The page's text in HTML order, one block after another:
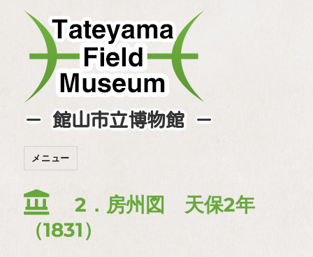
－ 館山市立博物館 －
メニュー
2．房州図 天保2年
（1831）